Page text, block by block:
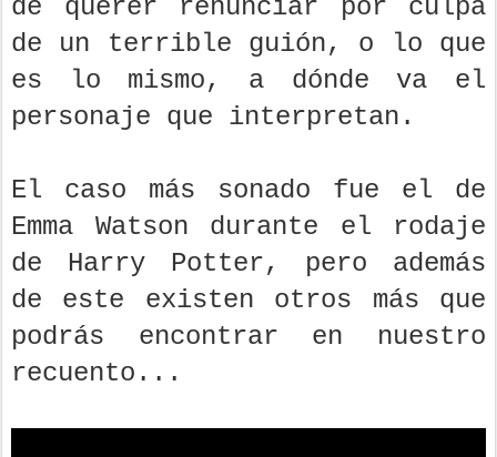
de querer renunciar por culpa
de un terrible guión, o lo que
es lo mismo, a dónde va el
personaje que interpretan.
El caso más sonado fue el de
Emma Watson durante el rodaje
de Harry Potter, pero además
de este existen otros más que
podrás encontrar en nuestro
recuento...